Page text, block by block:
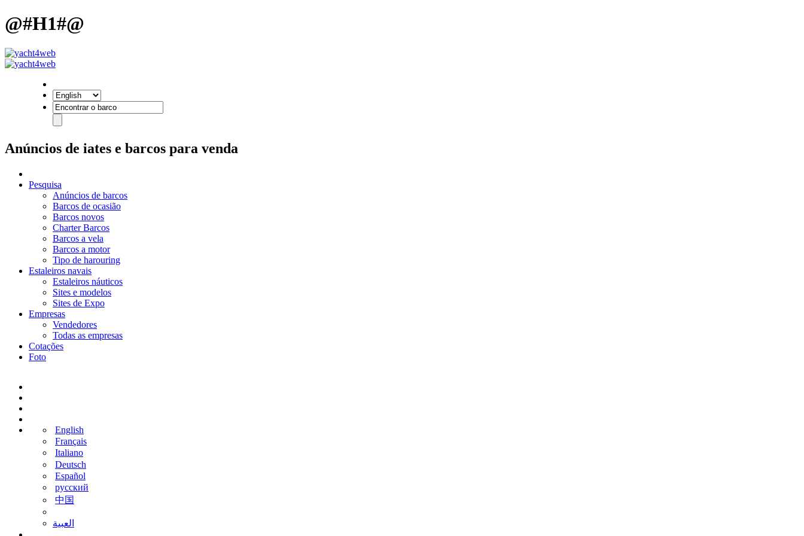
@#H1#@
Anúncios de iates e barcos para venda
Pesquisa
Anúncios de barcos
Barcos de ocasião
Barcos novos
Charter Barcos
Barcos a vela
Barcos a motor
Tipo de harouring
Estaleiros navais
Estaleiros náuticos
Sites e modelos
Sites de Expo
Empresas
Vendedores
Todas as empresas
Cotações
Foto
English
Français
Italiano
Deutsch
Español
русский
中国
‫العبية